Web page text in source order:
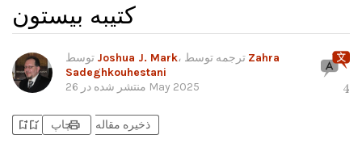
کتیبه بیستون
Joshua J. Mark
Zahra
Sadeghkouhestani
منتشر شده در 26 May 2025 4
bookmark_addbookmark_added ذخیره مقاله printچاپ